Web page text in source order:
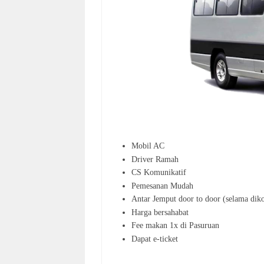
Mobil AC
Driver Ramah
CS Komunikatif
Pemesanan Mudah
Antar Jemput door to door (selama
Harga bersahabat
Fee makan 1x di Pasuruan
Dapat e-ticket